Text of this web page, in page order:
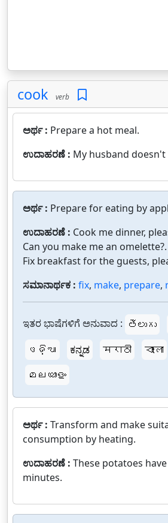
cook verb
ಅರ್ಥ : Prepare a hot meal.
ಉದಾಹರಣೆ : My husband doesn't
ಅರ್ಥ : Prepare for eating by
ಉದಾಹರಣೆ : Cook me dinner,
Can you make me an omelette?.
Fix breakfast for the guests,
ಸಮಾನಾರ್ಥಕ : fix, make, prepare,
ಇತರ ಭಾಷೆಗಳಿಗೆ ಅನುವಾದ : తెలుగు
ଓଡ଼ିଆ
ಕನ್ನಡ मराठी বাংলা
മലയാളം
ಅರ್ಥ : Transform and make
consumption by heating.
ಉದಾಹರಣೆ : These potatoes
minutes.